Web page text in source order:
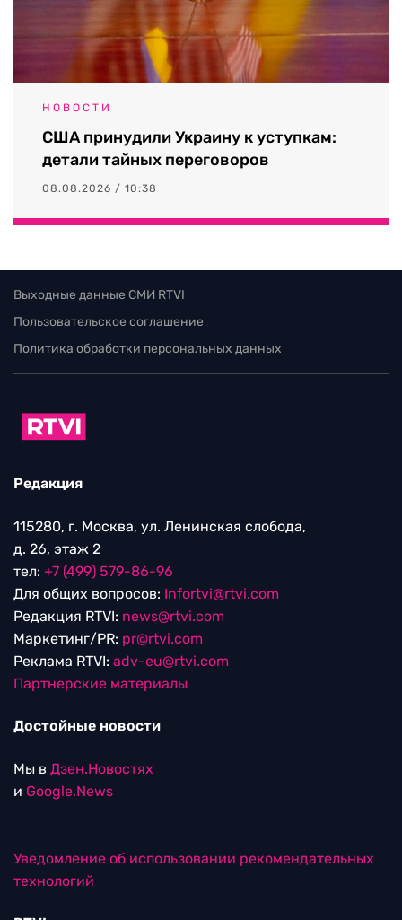
НОВОСТИ
США принудили Украину к уступкам:
детали тайных переговоров
08.08.2026 / 10:38
Выходные данные СМИ RTVI
Пользовательское соглашение
Политика обработки персональных данных
Редакция
115280, г. Москва, ул. Ленинская слобода,
д. 26, этаж 2
тел: +7 (499) 579-86-96
Для общих вопросов: Infortvi@rtvi.com
Редакция RTVI: news@rtvi.com
Маркетинг/PR: pr@rtvi.com
Реклама RTVI: adv-eu@rtvi.com
Партнерские материалы
Достойные новости
Мы в Дзен.Новостях
и Google.News
Уведомление об использовании рекомендательных
технологий